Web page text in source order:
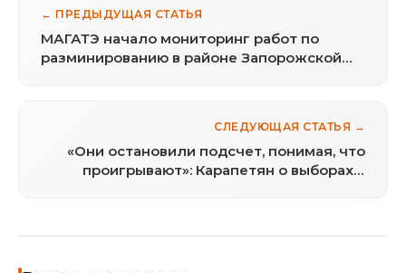
← ПРЕДЫДУЩАЯ СТАТЬЯ
МАГАТЭ начало мониторинг работ по
разминированию в районе Запорожской
СЛЕДУЮЩАЯ СТАТЬЯ →
«Они остановили подсчет, понимая, что
проигрывают»: Карапетян о выборах в